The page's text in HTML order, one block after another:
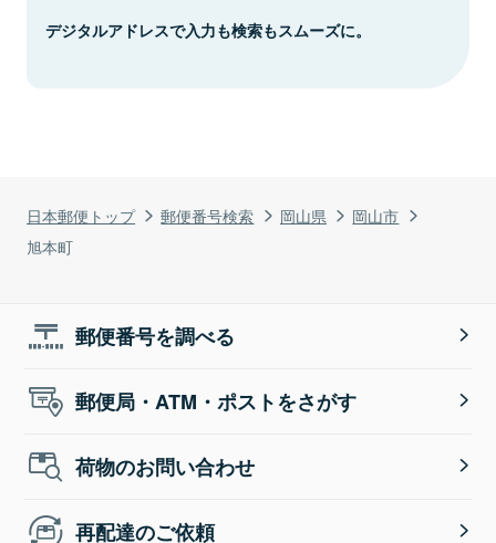
日本郵便トップ 郵便番号検索 岡山県
岡山市
旭本町
デジタルアドレスで入力も検索もスムーズに。
郵便番号を調べる
郵便局・ATM・ポストをさがす
荷物のお問い合わせ
再配達のご依頼